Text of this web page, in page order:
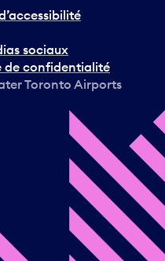
sociaux
de confidentialité
Toronto Airports